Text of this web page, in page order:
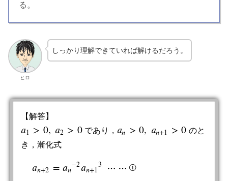
る。
ヒロ
しっかり理解できていれば解けるだろう。
【解答】
𝑎1 > 0, 𝑎2 > 0
a1 >0 a2 >0 であり， 𝑎𝑛 > 0, 𝑎𝑛+1 > 0
an >0, an +1>0
のと
き，漸化式
𝑎𝑛+2 = 𝑎𝑛−2𝑎𝑛+1
3 ⋯ ⋯ ①
an+2 =a n−2an+ 1 3 ⋯⋯ ①